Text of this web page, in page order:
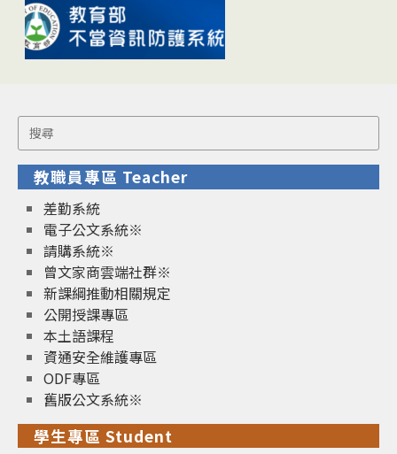
Search
for:
教職員專區 Teacher
差勤系統
電子公文系統※
請購系統※
曾文家商雲端社群※
新課綱推動相關規定
公開授課專區
本土語課程
資通安全維護專區
ODF專區
舊版公文系統※
學生專區 Student